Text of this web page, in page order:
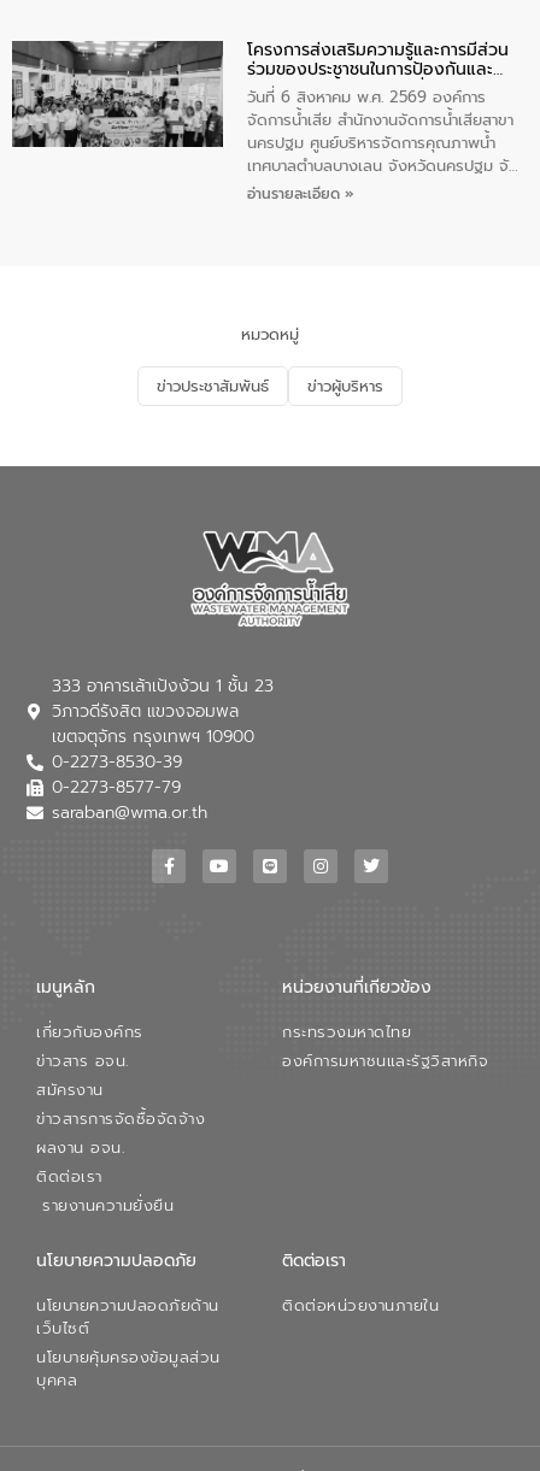
ประชาชน ตัวแทนจากโรงแรมต่างๆ ในเขต
เทศบาลตำบลราไวย์ ศูนย์บริหารจัดการ
คุณภาพน้ำเทศบาลตำบลราไวย์ นำโดยนาย
น้อย แก้วเศษ ผู้จัดการสำนักงานจัดการน้ำ
เสียสาขาภูเก็ต พร้อมด้วยเจ้าหน้าที่ จำนวน
5 คน ร่วมทำกิจกรรม ทำความสะอาด
ชายหาดและแหล่งท่องเที่ยว ณ บริเวณ
โครงการส่งเสริมความรู้และการมีส่วน
ร่วมของประชาชนในการป้องกันและ
แก้ไขปัญหาน้ำเสียอย่างยั่งยืน
วันที่ 6 สิงหาคม พ.ศ. 2569 องค์การ
จัดการน้ำเสีย สำนักงานจัดการน้ำเสียสาขา
นครปฐม ศูนย์บริหารจัดการคุณภาพน้ำ
เทศบาลตำบลบางเลน จังหวัดนครปฐม จัด
กิจกรรมภายใต้โครงการส่งเสริมความรู้และ
จัดการน้ำเสียและสร้างจิตสำนึกในการ
อนุรักษ์สิ่งแวดล้อม ในหัวข้อ “น้ำเสียชุมชน
และการบำบัดน้ำเสียเบื้องต้น” โดยให้ความรู้
เกี่ยวกับสาเหตุและผลกระทบของน้ำเสีย
ณ เทศบาลตำบลบางเลน จังหวัดนครปฐม
อ่านรายละเอียด »
หมวดหมู่
ข่าวประชาสัมพันธ์ ข่าวผู้บริหาร
333 อาคารเล้าเป้งง้วน 1 ชั้น 23
วิภาวดีรังสิต แขวงจอมพล
เขตจตุจักร กรุงเทพฯ 10900
0-2273-8530-39
0-2273-8577-79
saraban@wma.or.th
เมนูหลัก
เกี่ยวกับองค์กร
ข่าวสาร อจน.
สมัครงาน
ข่าวสารการจัดซื้อจัดจ้าง
ผลงาน อจน.
ติดต่อเรา
รายงานความยั่งยืน
หน่วยงานที่เกียวข้อง
กระทรวงมหาดไทย
องค์การมหาชนและรัฐวิสาหกิจ
นโยบายความปลอดภัย
นโยบายความปลอดภัยด้าน
เว็บไซต์
นโยบายคุ้มครองข้อมูลส่วน
บุคคล
ติดต่อเรา
ติดต่อหน่วยงานภายใน